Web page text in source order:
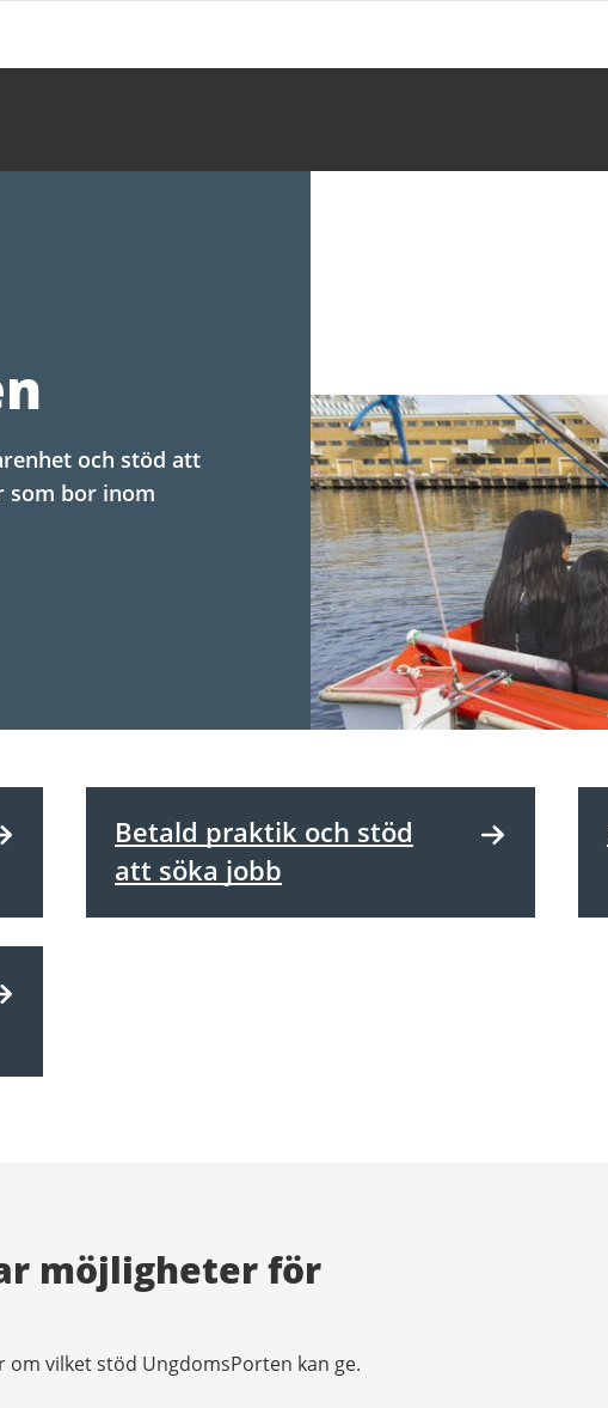
och stöd att
som bor inom
Betald praktik och stöd
att söka jobb
möjligheter för
vilket stöd UngdomsPorten kan ge.